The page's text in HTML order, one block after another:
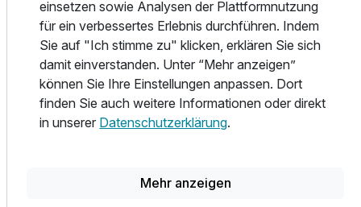
schöne Alternative zum Joggen oder Walken im Park.
Das FAVORITE parkhotel ist wunderbar zentral im schönen
Mainz gelegen. Unweit der Innenstadt im Stadtteil Mainz-
Oberstadt befindet sich das FAVORITE parkhotel, welches
ohne Zweifel zu den schönsten Hotels in Mainz gehört.
Von hier aus haben Sie die perfekte Anbindung an alle
Gonsenheim, Bretzenheim, Finthen und Mombach. Auch
einsetzen sowie Analysen der Plattformnutzung
für ein verbessertes Erlebnis durchführen. Indem
Sie auf "Ich stimme zu" klicken, erklären Sie sich
damit einverstanden. Unter “Mehr anzeigen”
können Sie Ihre Einstellungen anpassen. Dort
finden Sie auch weitere Informationen oder direkt
in unserer Datenschutzerklärung.
Mehr anzeigen